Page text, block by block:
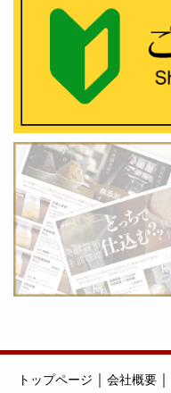
トップページ ｜ 会社概要 ｜